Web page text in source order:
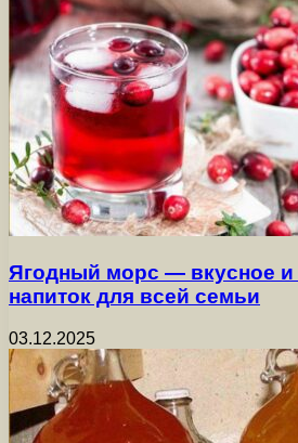
Ягодный морс — вкусное и
напиток для всей семьи
03.12.2025